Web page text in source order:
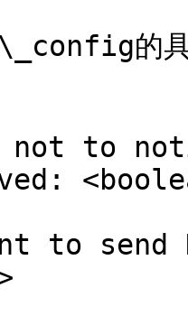
的
not to
to send